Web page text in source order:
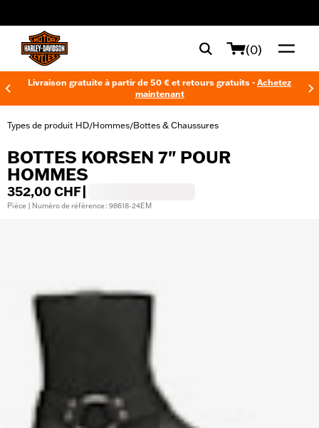
(0)
Livraison gratuite à partir de 50 € et retours gratuits - Achetez
maintenant
Types de produit HD/Hommes/Bottes & Chaussures
BOTTES KORSEN 7" POUR
HOMMES
352,00 CHF
Pièce | Numéro de référence : 98618-24EM